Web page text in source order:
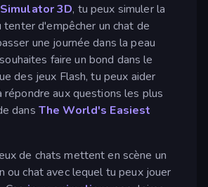
3D, tu peux simuler la
tenter d'empêcher un chat de
une journée dans la peau
faire un bond dans le
des jeux Flash, tu peux aider
répondre aux questions les plus
dans The World's Easiest
de chats mettent en scène un
ou chat avec lequel tu peux jouer